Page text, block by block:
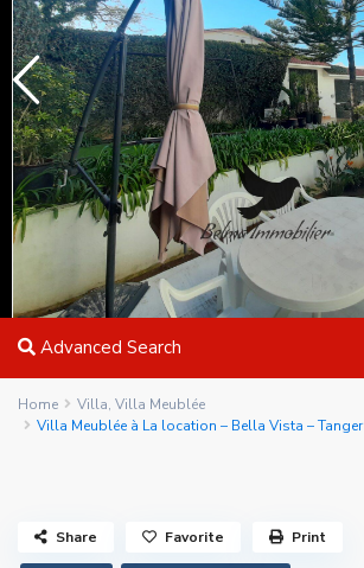
Advanced Search
Home Villa, Villa Meublée
Villa Meublée à La location – Bella Vista – Tanger
Share Favorite Print